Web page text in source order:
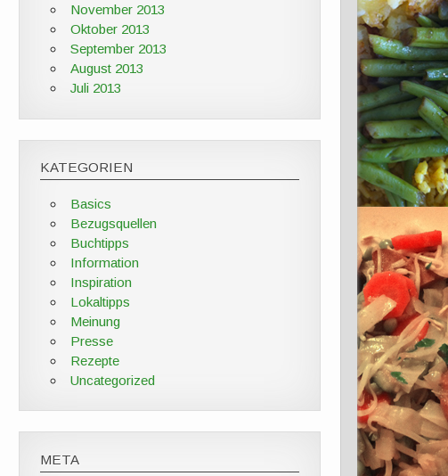
November 2013
Oktober 2013
September 2013
August 2013
Juli 2013
KATEGORIEN
Basics
Bezugsquellen
Buchtipps
Information
Inspiration
Lokaltipps
Meinung
Presse
Rezepte
Uncategorized
META